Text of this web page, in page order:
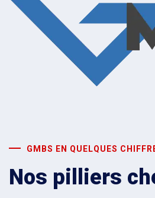
GMBS EN QUELQUES
Nos pilliers